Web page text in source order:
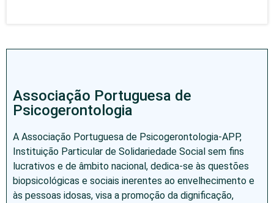
Associação Portuguesa de
Psicogerontologia
A Associação Portuguesa de Psicogerontologia-APP,
Instituição Particular de Solidariedade Social sem fins
lucrativos e de âmbito nacional, dedica-se às questões
biopsicológicas e sociais inerentes ao envelhecimento e
às pessoas idosas, visa a promoção da dignificação,